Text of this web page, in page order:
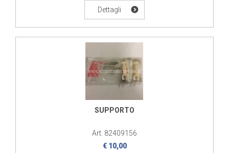
Dettagli
SUPPORTO
Art. 82409156
€ 10,00